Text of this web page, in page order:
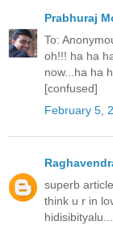
Prabhuraj
To:
oh!!! ha ha
now...ha ha
[confused]
February 5,
superb
think u r in